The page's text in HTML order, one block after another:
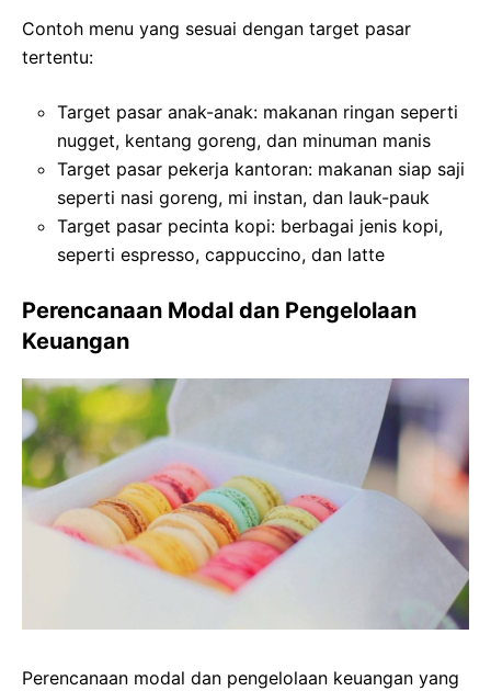
Contoh menu yang sesuai dengan target pasar
tertentu:
Target pasar anak-anak: makanan ringan seperti
nugget, kentang goreng, dan minuman manis
Target pasar pekerja kantoran: makanan siap saji
seperti nasi goreng, mi instan, dan lauk-pauk
Target pasar pecinta kopi: berbagai jenis kopi,
seperti espresso, cappuccino, dan latte
Perencanaan Modal dan Pengelolaan
Keuangan
Perencanaan modal dan pengelolaan keuangan yang